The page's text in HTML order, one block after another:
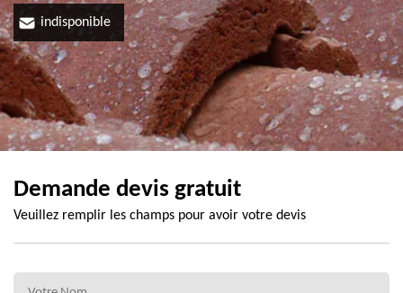
indisponible
Demande devis gratuit
Veuillez remplir les champs pour avoir votre devis